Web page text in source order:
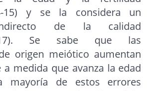
15) y se la considera un
de la calidad
17). Se sabe que las
origen meiótico aumentan
medida que avanza la edad
mayoría de estos errores